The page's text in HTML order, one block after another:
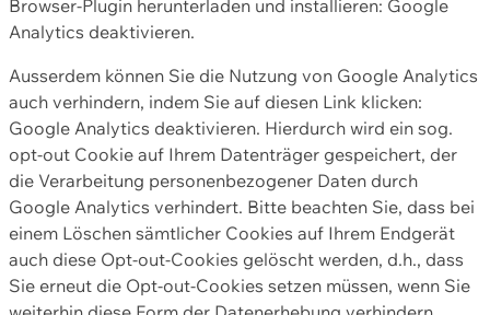
Browser-Plugin herunterladen und installieren: Google
Analytics deaktivieren.
Ausserdem können Sie die Nutzung von Google Analytics
auch verhindern, indem Sie auf diesen Link klicken:
Google Analytics deaktivieren. Hierdurch wird ein sog.
opt-out Cookie auf Ihrem Datenträger gespeichert, der
die Verarbeitung personenbezogener Daten durch
Google Analytics verhindert. Bitte beachten Sie, dass bei
einem Löschen sämtlicher Cookies auf Ihrem Endgerät
auch diese Opt-out-Cookies gelöscht werden, d.h., dass
Sie erneut die Opt-out-Cookies setzen müssen, wenn Sie